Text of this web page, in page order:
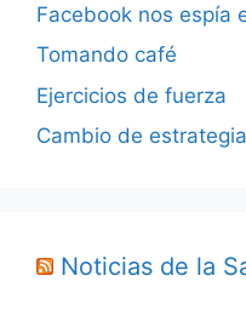
Facebook nos espía
Tomando café
Ejercicios de fuerza
Cambio de estrategia
Noticias de la